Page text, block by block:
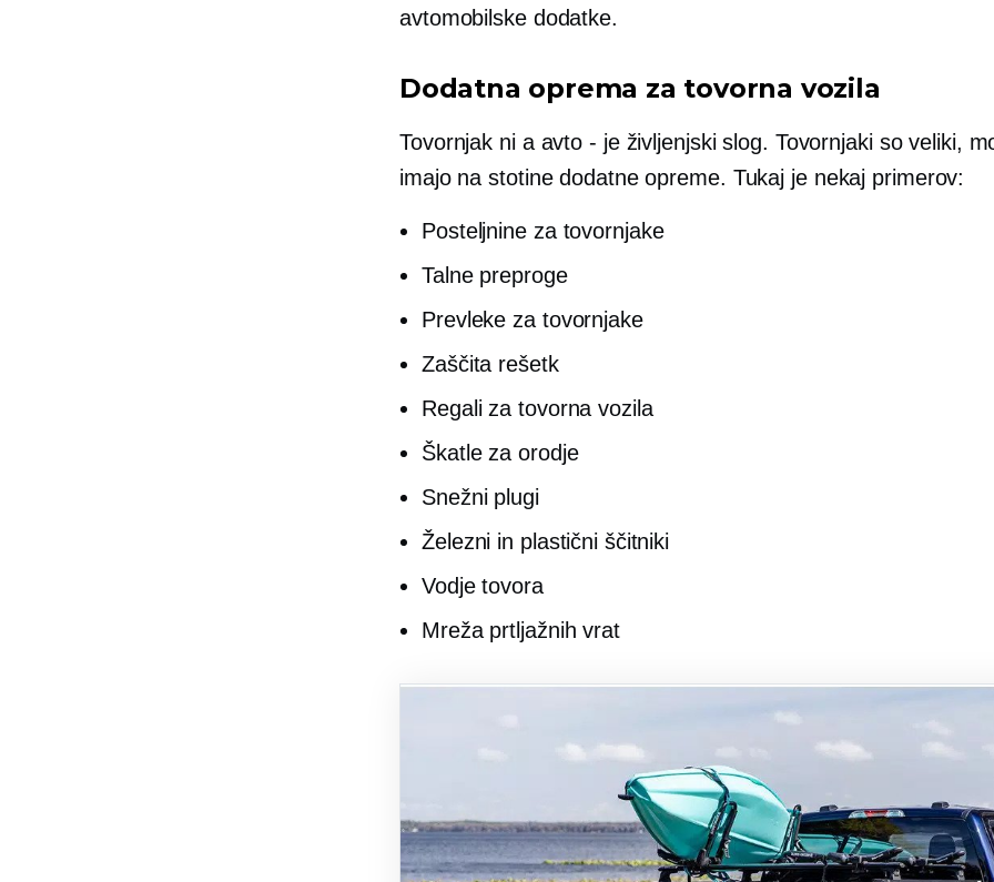
avtomobilske dodatke.
Dodatna oprema za tovorna vozila
Tovornjak ni a avto - ježivljenjski slog. Tovornjaki so veliki,
imajo na stotine dodatne opreme. Tukaj je nekaj primerov:
Posteljnine za tovornjake
Talne preproge
Prevleke za tovornjake
Zaščita rešetk
Regali za tovorna vozila
Škatle za orodje
Snežni plugi
Železni in plastični ščitniki
Vodje tovora
Mreža prtljažnih vrat